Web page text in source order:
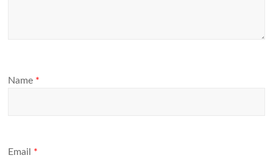
Name *
Email *